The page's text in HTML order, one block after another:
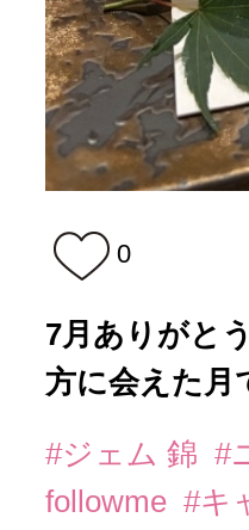
0
7月ありがと
方に会えた月
#ジェム 錦 #
followme #キ